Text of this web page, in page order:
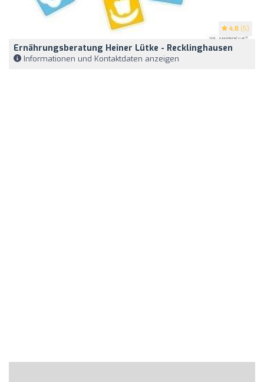
4.8 (5)
Ernährungsberatung Heiner Lütke - Recklinghausen
Informationen und Kontaktdaten anzeigen